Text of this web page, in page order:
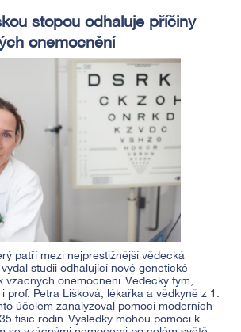
stopou odhaluje příčiny
onemocnění
patří mezi nejprestižnější vědecká
studii odhalující nové genetické
vzácných onemocnění. Vědecký tým,
prof. Petra Lišková, lékařka a vědkyně z 1.
účelem zanalyzoval pomocí moderních
tisíc rodin. Výsledky mohou pomoci k